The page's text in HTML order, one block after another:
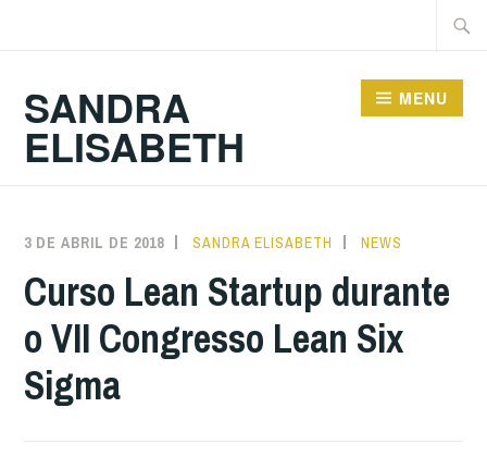
SANDRA
ELISABETH
MENU
3 DE ABRIL DE 2018 SANDRA ELISABETH NEWS
Curso Lean Startup durante
o VII Congresso Lean Six
Sigma